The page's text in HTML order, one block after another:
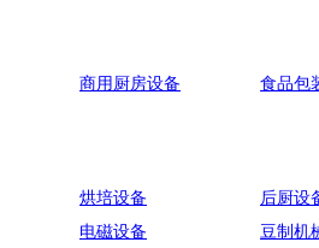
商用厨房设备 食品包
烘培设备 后厨设
电磁设备 豆制机